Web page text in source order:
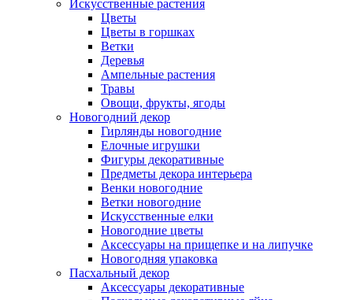
Искусственные растения
Цветы
Цветы в горшках
Ветки
Деревья
Ампельные растения
Травы
Овощи, фрукты, ягоды
Новогодний декор
Гирлянды новогодние
Елочные игрушки
Фигуры декоративные
Предметы декора интерьера
Венки новогодние
Ветки новогодние
Искусственные елки
Новогодние цветы
Аксессуары на прищепке и на липучке
Новогодняя упаковка
Пасхальный декор
Аксессуары декоративные